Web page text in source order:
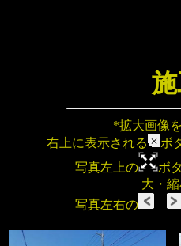
じるには、写真
右上に表示される
ボ
上の
ボ
大・縮
右の